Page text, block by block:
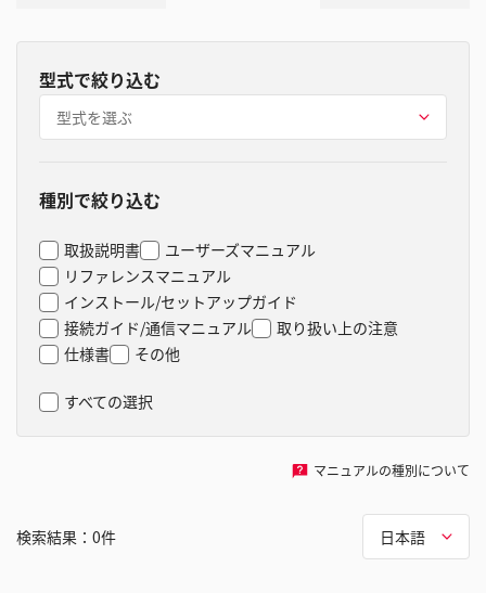
型式で絞り込む
型式を選ぶ
種別で絞り込む
取扱説明書
ユーザーズマニュアル
リファレンスマニュアル
インストール/セットアップガイド
接続ガイド/通信マニュアル
取り扱い上の注意
仕様書
その他
すべての選択
マニュアルの種別について
検索結果： 0件 日本語